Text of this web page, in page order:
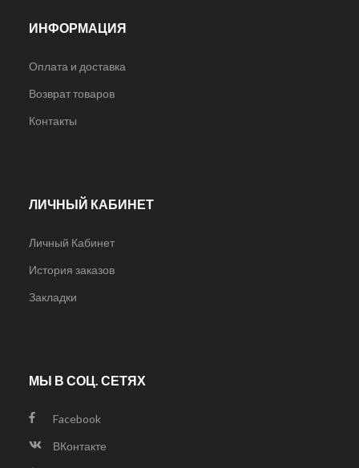
ИНФОРМАЦИЯ
Оплата и доставка
Возврат товаров
Контакты
ЛИЧНЫЙ КАБИНЕТ
Личный Кабинет
История заказов
Закладки
МЫ В СОЦ. СЕТЯХ
Facebook
ВКонтакте